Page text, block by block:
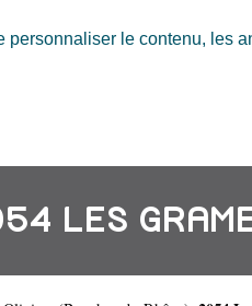
le contenu, les
LES